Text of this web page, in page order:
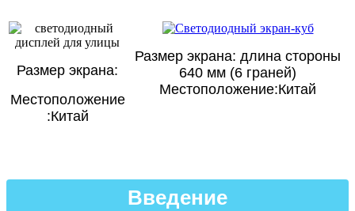
Размер экрана:
Местоположение
:Китай
Размер экрана: длина стороны
640 мм (6 граней)
Местоположение:Китай
Введение